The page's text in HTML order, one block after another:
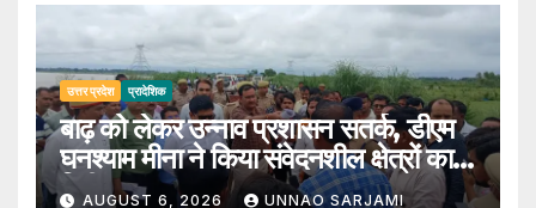
उत्तर प्रदेश प्रादेशिक
बाढ़ को लेकर उन्नाव प्रशासन सतर्क, डीएम
घनश्याम मीना ने किया संवेदनशील क्षेत्रों का
निरीक्षण
AUGUST 6, 2026 UNNAO SARJAMI